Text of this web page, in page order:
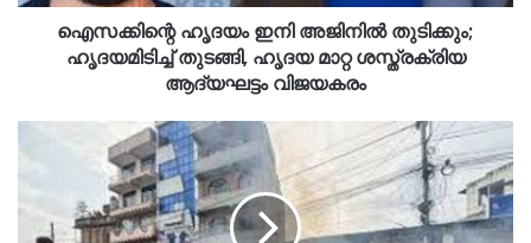
ഐസക്കിന്റെ ഹൃദയം ഇനി അജിനിൽ തുടിക്കും;
ഹൃദയമിടിച്ച് തുടങ്ങി, ഹൃദയ മാറ്റ ശസ്ത്രക്രിയ
ആദ്യഘട്ടം വിജയകരം